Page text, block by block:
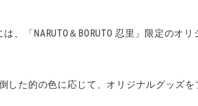
、「NARUTO＆BORUTO 忍里」限定のオ
した的の色に応じて、オリジナルグッズを